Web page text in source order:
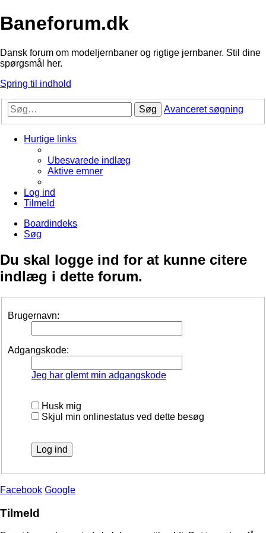
Baneforum.dk
Dansk forum om modeljernbaner og rigtige jernbaner. Stil dine
spørgsmål her.
Spring til indhold
Søg Avanceret søgning
Hurtige links
Ubesvarede indlæg
Aktive emner
Log ind
Tilmeld
Boardindeks
Søg
Du skal logge ind for at kunne citere
indlæg i dette forum.
Brugernavn:
Adgangskode:
Jeg har glemt min adgangskode
Husk mig
Skjul min onlinestatus ved dette besøg
Facebook Google
Tilmeld